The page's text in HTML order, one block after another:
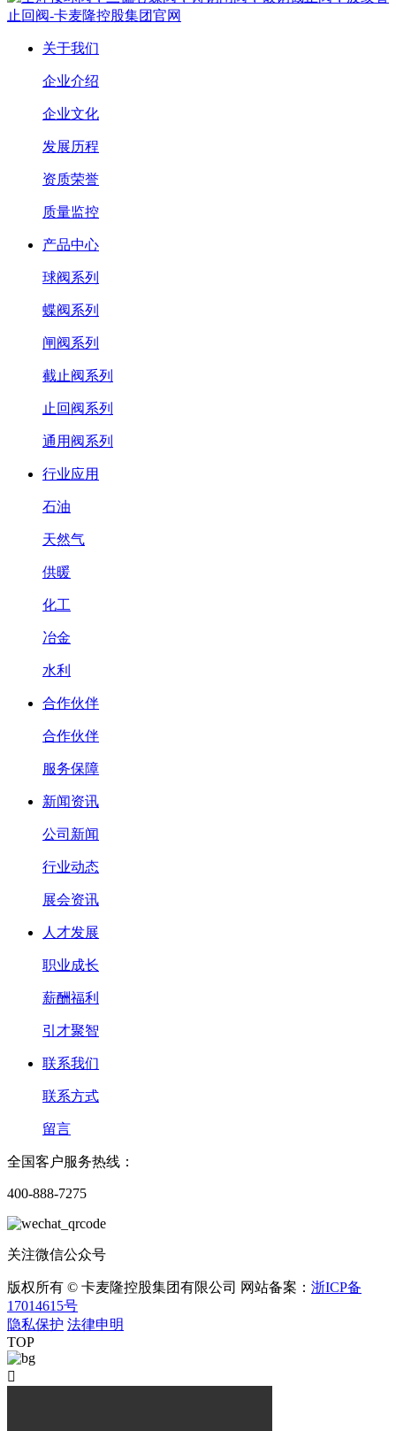
关于我们
企业介绍
企业文化
发展历程
资质荣誉
质量监控
产品中心
球阀系列
蝶阀系列
闸阀系列
截止阀系列
止回阀系列
通用阀系列
行业应用
石油
天然气
供暖
化工
冶金
水利
合作伙伴
合作伙伴
服务保障
新闻资讯
公司新闻
行业动态
展会资讯
人才发展
职业成长
薪酬福利
引才聚智
联系我们
联系方式
留言
全国客户服务热线：
400-888-7275
关注微信公众号
版权所有 © 卡麦隆控股集团有限公司 网站备案： 浙ICP备
17014615号
隐私保护 法律申明
TOP
